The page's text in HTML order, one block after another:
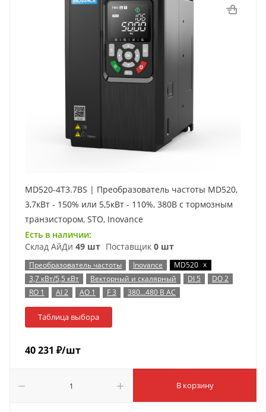
MD520-4T3.7BS | Преобразователь частоты MD520,
3,7кВт - 150% или 5,5кВт - 110%, 380В с тормозным
транзистором, STO, Inovance
Есть в наличии:
Склад АйДи 49 шт Поставщик 0 шт
Преобразователь частоты Inovance MD520 x
3,7 кВт/5,5 кВт
Векторный и скалярный DI 5
DO 2
RO 1
AI 2 AO 1 F 3 380…480 В AC
Таблица выбора
40 231 ₽/шт
В корзину